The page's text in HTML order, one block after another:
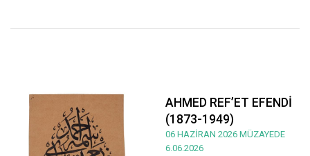
AHMED REF’ET EFENDİ
(1873-1949)
06 HAZİRAN 2026 MÜZAYEDE
6.06.2026